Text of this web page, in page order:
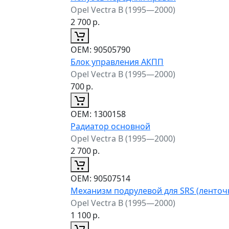
Opel Vectra B (1995—2000)
2 700р.
ОЕМ: 90505790
Блок управления АКПП
Opel Vectra B (1995—2000)
700р.
ОЕМ: 1300158
Радиатор основной
Opel Vectra B (1995—2000)
2 700р.
ОЕМ: 90507514
Механизм подрулевой для SRS
Opel Vectra B (1995—2000)
1 100р.